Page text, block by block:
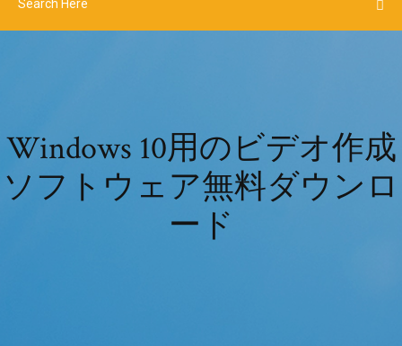
Windows 10用のビデオ作成
ソフトウェア無料ダウンロ
ード